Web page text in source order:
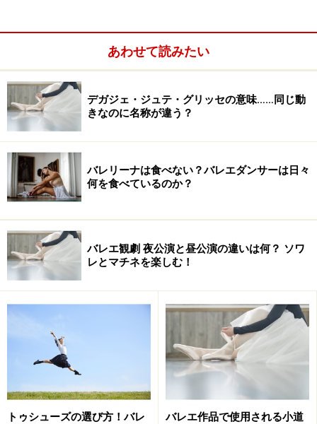
第3回 2009年3月31日
JaDaFo大賞 ニブロール
JaDaFo賞 近藤良平／小野寺修二／井出茂太
第4回 2010年3月31日
JaDaFo大賞 勅使川原三郎
JaDaFo賞 黒田育世／KENTARO!!
第5回 2011年3月22日
JaDaFo大賞 珍しいキノコ舞踊団
JaDaFo賞 伊藤郁女
第6回 2012年3月29日
JaDaFo大賞 該当者なし
JaDaFo賞 笠井叡／白井剛／加賀谷香
第7回 2013年4月1日
あわせて読みたい
デガジェ・ジュテ・グリッセの意味……同じ動
きなのに名称が違う？
バレリーナは食べない？バレエダンサーは日々
何を食べているのか？
バレエ観劇 夜公演と昼公演の違いは何？ ソワ
レとマチネを楽しむ！
トゥシューズの選び方！バレ
バレエ作品で使用される小道